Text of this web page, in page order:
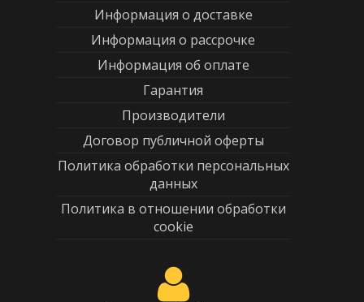
Информация о доставке
Информация о рассрочке
Информация об оплате
Гарантия
Производители
Договор публичной оферты
Политика обработки персональных
данных
Политика в отношении обработки
cookie